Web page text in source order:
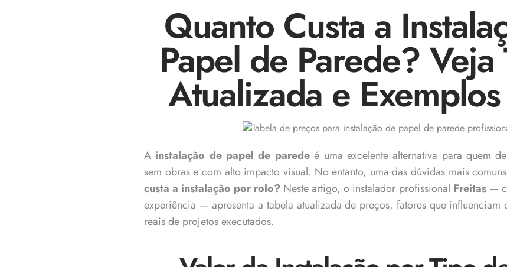
Quanto Custa a
Papel de Parede? Veja
Atualizada e
A instalação de papel de paredeé uma excelente alternativa para quem
sem obras e com alto impacto visual. No entanto, uma das dúvidas mais
custa a instalação por rolo? Neste artigo, o instalador profissional Freitas—
experiência — apresenta a tabela atualizada de preços, fatores que influenciam
reais de projetos executados.